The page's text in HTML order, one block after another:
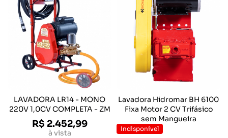
LAVADORA LR14 - MONO
220V 1,0CV COMPLETA - ZM
R$ 2.452,99
à vista
Lavadora Hidromar BH 6100
Fixa Motor 2 CV Trifásico
sem Mangueira
Indisponível